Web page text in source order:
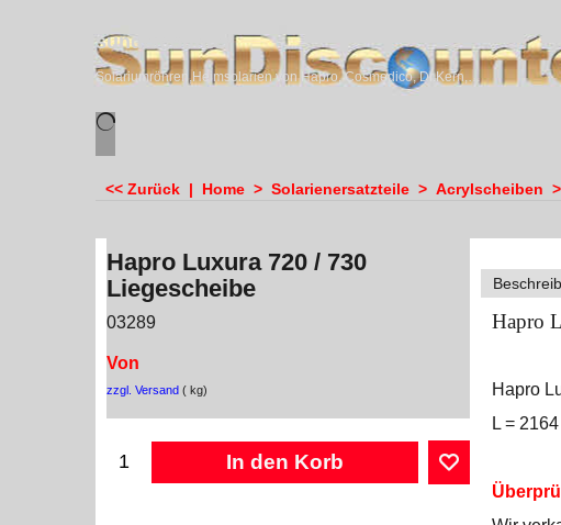
sundiscounter
Solariumröhren,Heimsolarien von Hapro, Cosmedico, Dr.Kern, Megasun & Ergoline
<< Zurück | Home > Solarienersatzteile > Acrylscheiben >
Hapro Luxura 720 / 730
Liegescheibe
03289
Von
zzgl. Versand kg
In den Korb
Hapro
Hapro
L =